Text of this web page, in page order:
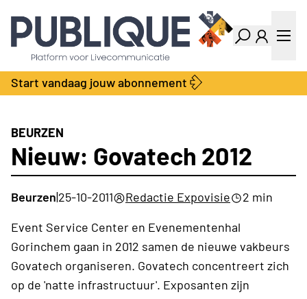
Industry Dashboard
Vacatures
Kalender
Producten
Bedrijvengids
Locatie Finder
Contact
Adverteren
Start vandaag jouw abonnement
BEURZEN
Nieuw: Govatech 2012
Beurzen|25-10-2011 Redactie Expovisie
2 min
Event Service Center en Evenementenhal
Gorinchem gaan in 2012 samen de nieuwe vakbeurs
Govatech organiseren. Govatech concentreert zich
op de 'natte infrastructuur'. Exposanten zijn